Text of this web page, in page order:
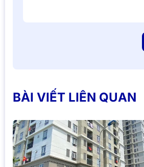
BÀI VIẾT LIÊN QUAN